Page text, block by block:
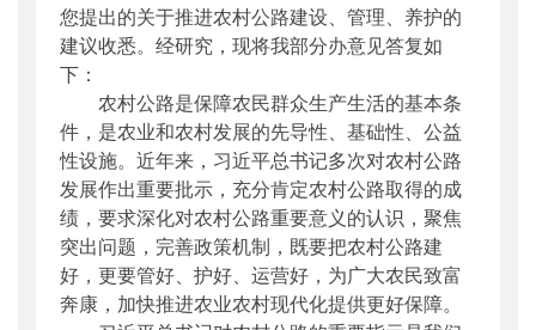
您提出的关于推进农村公路建设、管理、养护的
建议收悉。经研究，现将我部分办意见答复如
下：
农村公路是保障农民群众生产生活的基本条
件，是农业和农村发展的先导性、基础性、公益
性设施。近年来，习近平总书记多次对农村公路
发展作出重要批示，充分肯定农村公路取得的成
绩，要求深化对农村公路重要意义的认识，聚焦
突出问题，完善政策机制，既要把农村公路建
好，更要管好、护好、运营好，为广大农民致富
奔康，加快推进农业农村现代化提供更好保障。